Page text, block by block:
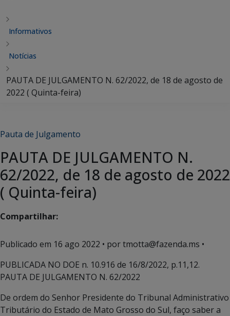
Informativos
Notícias
PAUTA DE JULGAMENTO N. 62/2022, de 18 de agosto de
2022 ( Quinta-feira)
Pauta de Julgamento
PAUTA DE JULGAMENTO N.
62/2022, de 18 de agosto de 2022
( Quinta-feira)
Compartilhar:
Publicado em 16 ago 2022 • por tmotta@fazenda.ms •
PUBLICADA NO DOE n. 10.916 de 16/8/2022, p.11,12.
PAUTA DE JULGAMENTO N. 62/2022
De ordem do Senhor Presidente do Tribunal Administrativo
Tributário do Estado de Mato Grosso do Sul, faço saber a